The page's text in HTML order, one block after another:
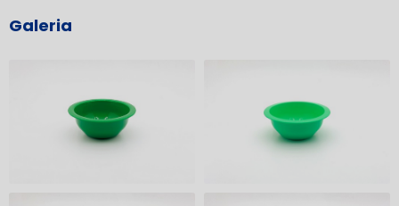
Galeria